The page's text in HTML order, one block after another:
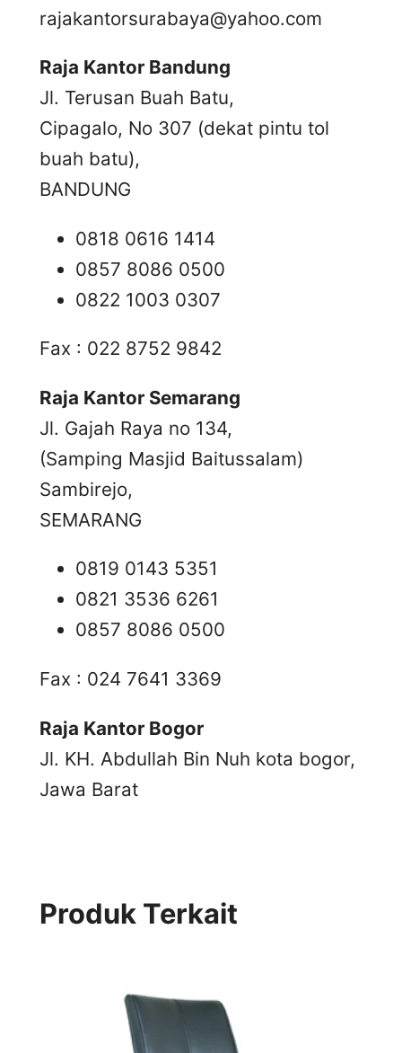
rajakantorsurabaya@yahoo.com
Raja Kantor Bandung
Jl. Terusan Buah Batu,
Cipagalo, No 307 (dekat pintu tol
buah batu),
BANDUNG
0818 0616 1414
0857 8086 0500
0822 1003 0307
Fax : 022 8752 9842
Raja Kantor Semarang
Jl. Gajah Raya no 134,
(Samping Masjid Baitussalam)
Sambirejo,
SEMARANG
0819 0143 5351
0821 3536 6261
0857 8086 0500
Fax : 024 7641 3369
Raja Kantor Bogor
Jl. KH. Abdullah Bin Nuh kota bogor,
Jawa Barat
Produk Terkait